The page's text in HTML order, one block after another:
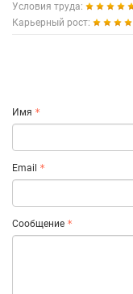
Условия труда:
Карьерный рост:
Имя
Email
Сообщение